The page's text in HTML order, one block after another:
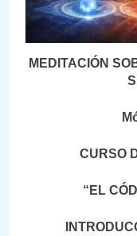
MEDITACIÓN
CURSO
“EL